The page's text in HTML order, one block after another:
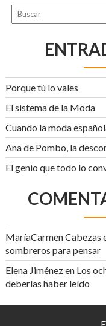
Porque tú lo vales
El sistema de la Moda
Cuando la moda
Ana de Pombo, la
El genio que todo lo
MaríaCarmen Cabezas
sombreros para pensar
Elena Jiménezen Los
deberías haber leído